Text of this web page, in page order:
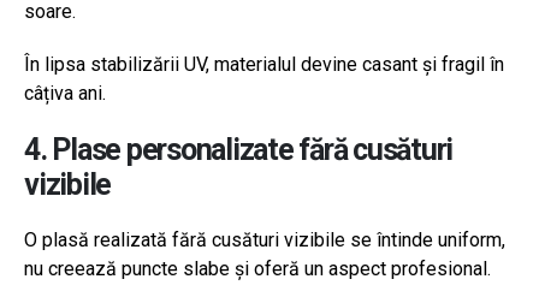
soare.
În lipsa stabilizării UV, materialul devine casant și fragil în
câțiva ani.
4. Plase personalizate fără cusături
vizibile
O plasă realizată fără cusături vizibile se întinde uniform,
nu creează puncte slabe și oferă un aspect profesional.